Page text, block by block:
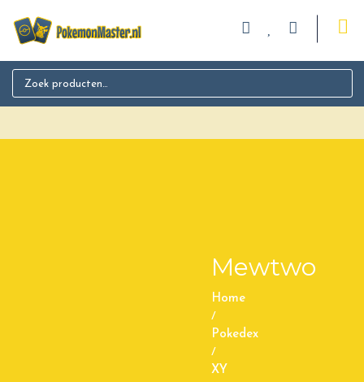
Search for:
Mewtwo
Home
/
Pokedex
/
XY